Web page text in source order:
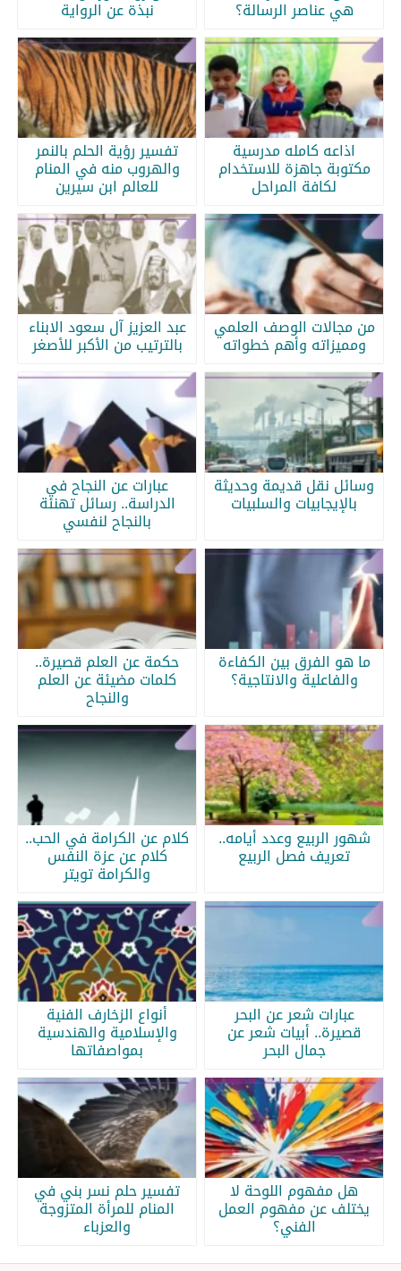
هي عناصر الرسالة؟ نبذة عن الرواية
اذاعه كامله مدرسية
مكتوبة جاهزة للاستخدام
لكافة المراحل
تفسير رؤية الحلم بالنمر
والهروب منه في المنام
للعالم ابن سيرين
من مجالات الوصف العلمي
ومميزاته وأهم خطواته
عبد العزيز آل سعود الابناء
بالترتيب من الأكبر للأصغر
وسائل نقل قديمة وحديثة
بالإيجابيات والسلبيات
عبارات عن النجاح في
الدراسة.. رسائل تهنئة
بالنجاح لنفسي
ما هو الفرق بين الكفاءة
والفاعلية والانتاجية؟
حكمة عن العلم قصيرة..
كلمات مضيئة عن العلم
والنجاح
شهور الربيع وعدد أيامه..
تعريف فصل الربيع
كلام عن الكرامة في الحب..
كلام عن عزة النفس
والكرامة تويتر
عبارات شعر عن البحر
قصيرة.. أبيات شعر عن
جمال البحر
أنواع الزخارف الفنية
والإسلامية والهندسية
بمواصفاتها
هل مفهوم اللوحة لا
يختلف عن مفهوم العمل
الفني؟
تفسير حلم نسر بني في
المنام للمرأة المتزوجة
والعزباء